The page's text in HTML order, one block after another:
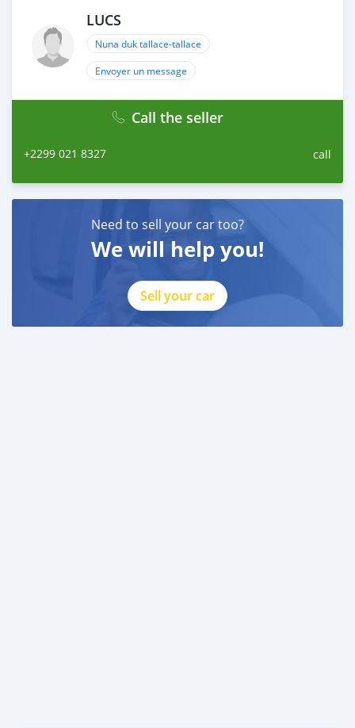
LUCS
Nuna duk tallace-tallace
Envoyer un message
Call the seller
+2299 021 8327 call
Need to sell your car too?
We will help you!
Sell your car